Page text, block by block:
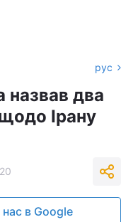
рус
назвав два
Ірану
нас в Google